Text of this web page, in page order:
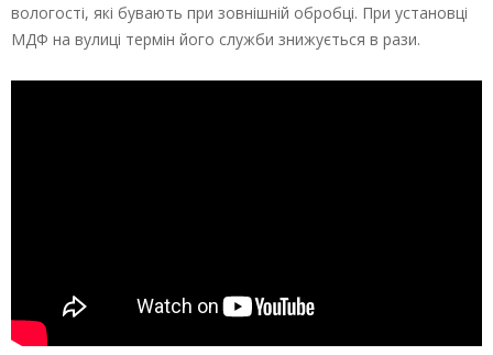
вологості, які бувають при зовнішній обробці. При установці
МДФ на вулиці термін його служби знижується в рази.